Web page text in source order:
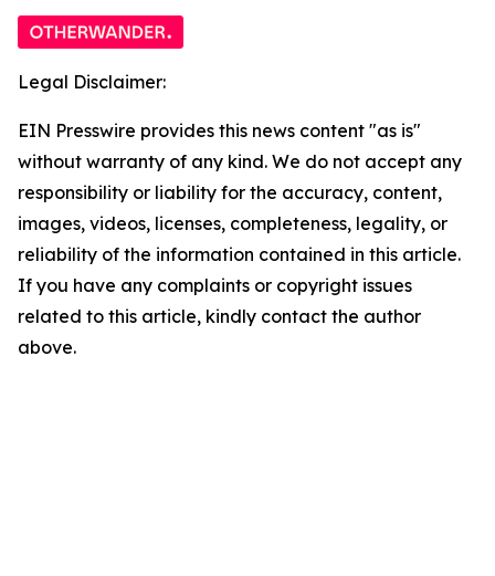
Legal Disclaimer:
EIN Presswire provides this news content "as is"
without warranty of any kind. We do not accept any
responsibility or liability for the accuracy, content,
images, videos, licenses, completeness, legality, or
reliability of the information contained in this article.
If you have any complaints or copyright issues
related to this article, kindly contact the author
above.